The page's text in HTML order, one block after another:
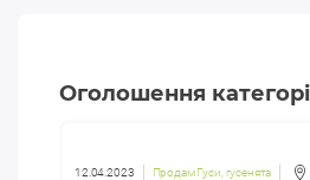
Оголошення
12.04.2023 Продам Гуси, гусенята